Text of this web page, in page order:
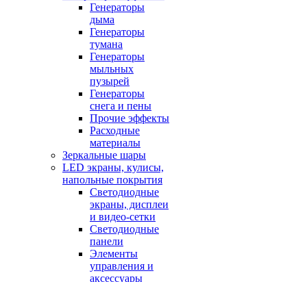
Генераторы
дыма
Генераторы
тумана
Генераторы
мыльных
пузырей
Генераторы
снега и пены
Прочие эффекты
Расходные
материалы
Зеркальные шары
LED экраны, кулисы,
напольные покрытия
Светодиодные
экраны, дисплеи
и видео-сетки
Светодиодные
панели
Элементы
управления и
аксессуары